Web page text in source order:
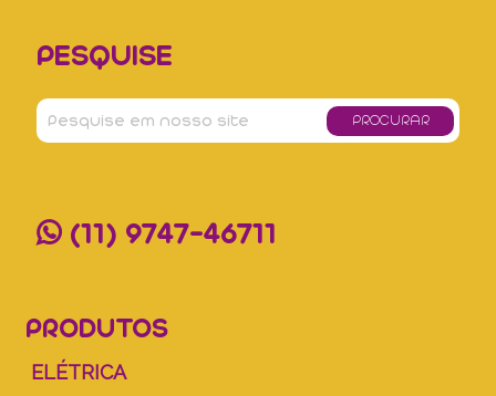
PESQUISE
(11) 9747-46711
PRODUTOS
ELÉTRICA